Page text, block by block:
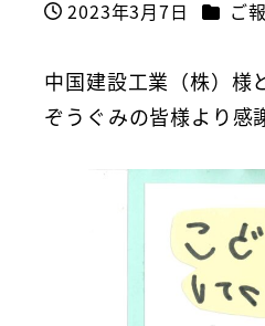
投稿日
2023年3月7日 カテゴ
ご
中国建設工業（株）様
ぞうぐみの皆様より感